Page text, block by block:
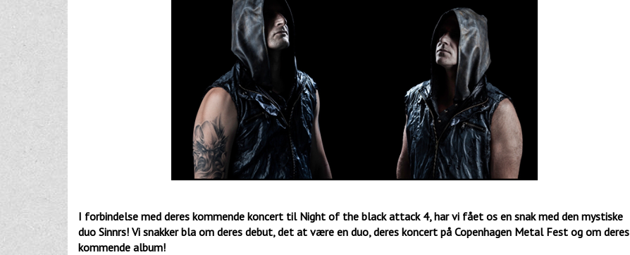
I forbindelse med deres kommende koncert til Night of the black attack 4, har vi fået os en snak med den mystiske
duo Sinnrs! Vi snakker bla om deres debut, det at være en duo, deres koncert på Copenhagen Metal Fest og om deres
kommende album!